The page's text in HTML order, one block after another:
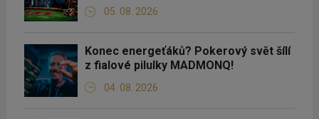
05. 08. 2026
Konec energeťáků? Pokerový svět šílí
z fialové pilulky MADMONQ!
04. 08. 2026